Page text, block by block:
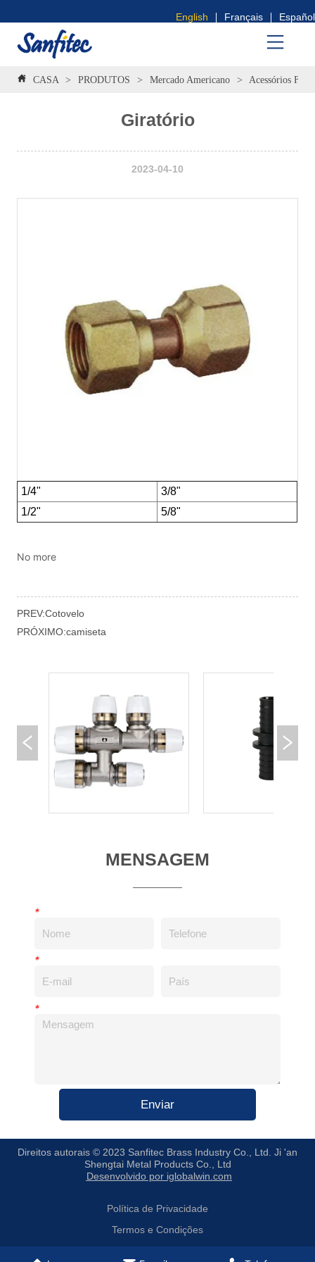
English Français Español
CASA > PRODUTOS > Mercado Americano > Acessórios Flare
Giratório
2023-04-10
No more
PREV:Cotovelo
PRÓXIMO:camiseta
MENSAGEM
*
*
*
Enviar
Direitos autorais © 2023 Sanfitec Brass Industry Co., Ltd. Ji 'an
Shengtai Metal Products Co., Ltd
Desenvolvido por iglobalwin.com
Política de Privacidade
Termos e Condições